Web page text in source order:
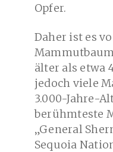
Opfer.
Daher ist es
älter als etwa
jedoch viele
3.000-Jahre-
berühmteste
„General
Sequoia